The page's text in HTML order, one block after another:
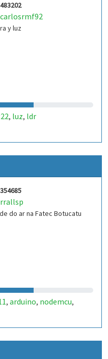
483202
carlosrmf92
y luz
, luz, ldr
354685
rrallsp
do ar na Fatec Botucatu
, arduino, nodemcu,